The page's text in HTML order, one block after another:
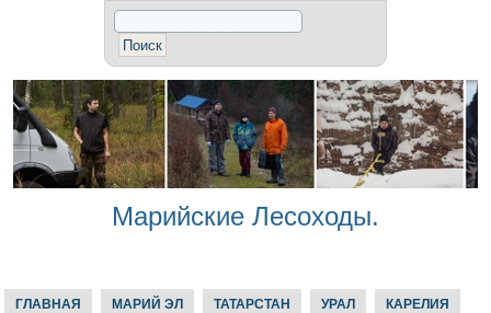
Марийские Лесоходы.
ГЛАВНАЯ МАРИЙ ЭЛ ТАТАРСТАН УРАЛ КАРЕЛИЯ